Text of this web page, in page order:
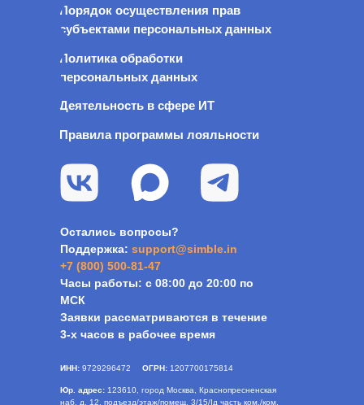
ИНН: 9729296472 ОГРН: 1207700175814
Юр. адрес: 123610, город Москва, Краснопресненская
наб, д. 12, подъезд/этаж/помещ. 3/15/Iд часть ком./ком.
Остались вопросы?
Поддержка: support@simble.in
+7 (800) 500-81-47
Часы работы: с 08:00 до 20:00 по
МСК
Заявки рассматриваются в течение
3-х часов в рабочее время
Порядок осуществления прав
субъектами персональных данных
Политика обработки
персональных данных
Деятельность в сфере ИТ
Правила программы лояльности